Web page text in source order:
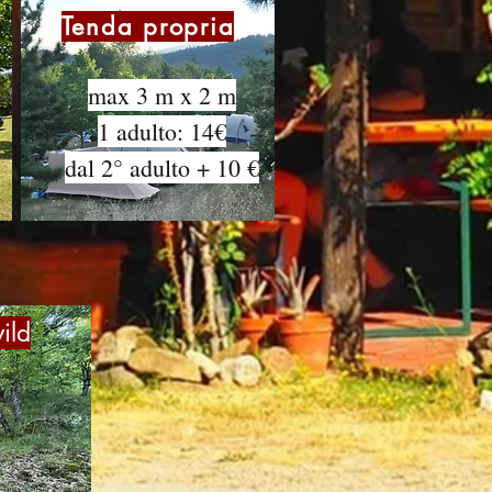
Tenda propria
max 3 m x 2 m
1 adulto: 14€
dal 2° adulto + 10 €